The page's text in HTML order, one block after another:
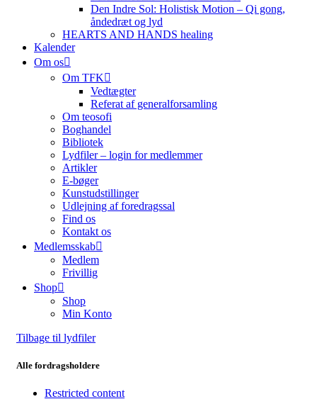
Den Indre Sol: Holistisk Motion – Qi gong,
åndedræt og lyd
HEARTS AND HANDS healing
Kalender
Om os
Om TFK
Vedtægter
Referat af generalforsamling
Om teosofi
Boghandel
Bibliotek
Lydfiler – login for medlemmer
Artikler
E-bøger
Kunstudstillinger
Udlejning af foredragssal
Find os
Kontakt os
Medlemsskab
Medlem
Frivillig
Shop
Shop
Min Konto
Tilbage til lydfiler
Alle fordragsholdere
Restricted content